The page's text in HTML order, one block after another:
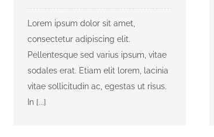
Lorem ipsum dolor sit amet,
consectetur adipiscing elit.
Pellentesque sed varius ipsum, vitae
sodales erat. Etiam elit lorem, lacinia
vitae sollicitudin ac, egestas ut risus.
In [...]